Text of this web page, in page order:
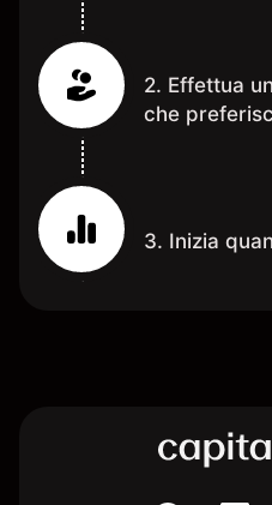
2. Effettua
che
3. Inizia